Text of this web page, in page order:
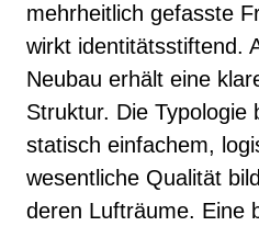
mehrheitlich gefasste
wirkt identitätsstiftend.
Neubau erhält eine
Struktur. Die Typologie
statisch einfachem,
wesentliche Qualität
deren Lufträume. Eine